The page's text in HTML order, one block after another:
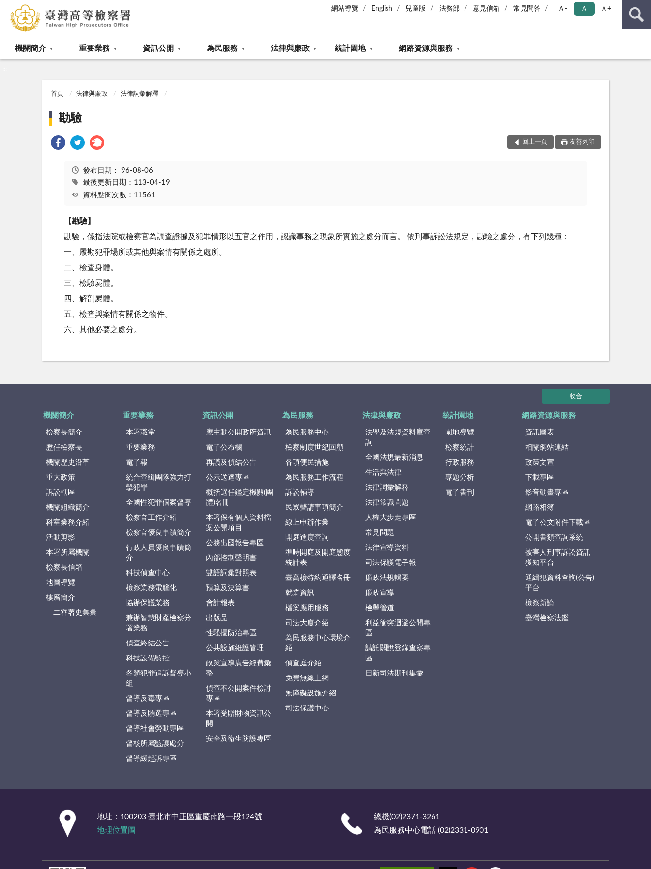
網站導覽 English 兒童版 法務部 意見信箱 常見問答 Ａ- Ａ Ａ+
機關簡介 重要業務 資訊公開 為民服務 法律與廉政 統計園地 網路資源與服務
首頁 法律與廉政 法律詞彙解釋
勘驗
回上一頁 友善列印
發布日期： 96-08-06
最後更新日期：113-04-19
資料點閱次數：11561
【勘驗】
勘驗，係指法院或檢察官為調查證據及犯罪情形以五官之作用，認識事務之現象所實施之處分而言。 依刑事訴訟法規定，勘驗之處分，有下列幾種：
一、履勘犯罪場所或其他與案情有關係之處所。
二、檢查身體。
三、檢驗屍體。
四、解剖屍體。
五、檢查與案情有關係之物件。
六、其他必要之處分。
收合
機關簡介
檢察長簡介
歷任檢察長
機關歷史沿革
重大政策
訴訟轄區
機關組織簡介
科室業務介紹
活動剪影
本署所屬機關
檢察長信箱
地圖導覽
樓層簡介
一二審署史集彙
重要業務
本署職掌
重要業務
電子報
統合查緝團隊強力打
擊犯罪
全國性犯罪個案督導
檢察官工作介紹
檢察官優良事蹟簡介
行政人員優良事蹟簡
介
科技偵查中心
檢察業務電腦化
協辦保護業務
兼辦智慧財產檢察分
署業務
偵查終結公告
科技設備監控
各類犯罪追訴督導小
組
督導反毒專區
督導反賄選專區
督導社會勞動專區
督核所屬監護處分
督導緩起訴專區
資訊公開
應主動公開政府資訊
電子公布欄
再議及偵結公告
公示送達專區
概括選任鑑定機關(團
體)名冊
本署保有個人資料檔
案公開項目
公務出國報告專區
內部控制聲明書
雙語詞彙對照表
預算及決算書
會計報表
出版品
性騷擾防治專區
公共設施維護管理
政策宣導廣告經費彙
整
偵查不公開案件檢討
專區
本署受贈財物資訊公
開
安全及衛生防護專區
為民服務
為民服務中心
檢察制度世紀回顧
各項便民措施
為民服務工作流程
訴訟輔導
民眾聲請事項簡介
線上申辦作業
開庭進度查詢
準時開庭及開庭態度
統計表
臺高檢特約通譯名冊
就業資訊
檔案應用服務
司法大廈介紹
為民服務中心環境介
紹
偵查庭介紹
免費無線上網
無障礙設施介紹
司法保護中心
法律與廉政
法學及法規資料庫查
詢
全國法規最新消息
生活與法律
法律詞彙解釋
法律常識問題
人權大步走專區
常見問題
法律宣導資料
司法保護電子報
廉政法規輯要
廉政宣導
檢舉管道
利益衝突迴避公開專
區
請託關說登錄查察專
區
日新司法期刊集彙
統計園地
園地導覽
檢察統計
行政服務
專題分析
電子書刊
網路資源與服務
資訊圖表
相關網站連結
政策文宣
下載專區
影音動畫專區
網路相簿
電子公文附件下載區
公開書類查詢系統
被害人刑事訴訟資訊
獲知平台
通緝犯資料查詢(公告)
平台
檢察新論
臺灣檢察法鑑
地址：100203 臺北市中正區重慶南路一段124號
地理位置圖
總機(02)2371-3261
為民服務中心電話 (02)2331-0901